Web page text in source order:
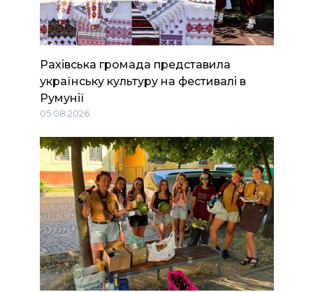
Рахівська громада представила
українську культуру на фестивалі в
Румунії
05.08.2026